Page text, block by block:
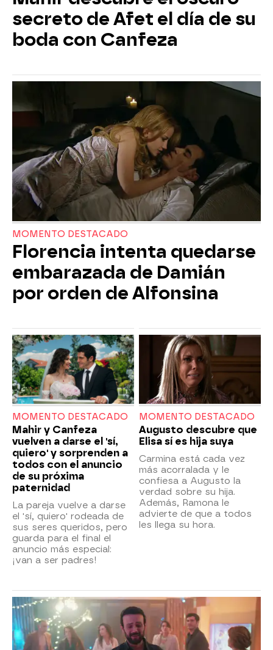
secreto de Afet el día de su
boda con Canfeza
MOMENTO DESTACADO
Florencia intenta quedarse
embarazada de Damián
por orden de Alfonsina
MOMENTO DESTACADO
Mahir y Canfeza
vuelven a darse el 'sí,
quiero' y sorprenden a
todos con el anuncio
de su próxima
paternidad
La pareja vuelve a darse
el 'sí, quiero' rodeada de
sus seres queridos, pero
guarda para el final el
anuncio más especial:
¡van a ser padres!
MOMENTO DESTACADO
Augusto descubre que
Elisa sí es hija suya
Carmina está cada vez
más acorralada y le
confiesa a Augusto la
verdad sobre su hija.
Además, Ramona le
advierte de que a todos
les llega su hora.